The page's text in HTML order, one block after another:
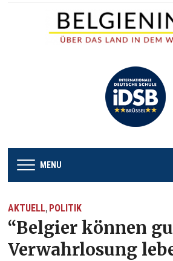
MENU
AKTUELL, POLITIK
“Belgier können
Verwahrlosung